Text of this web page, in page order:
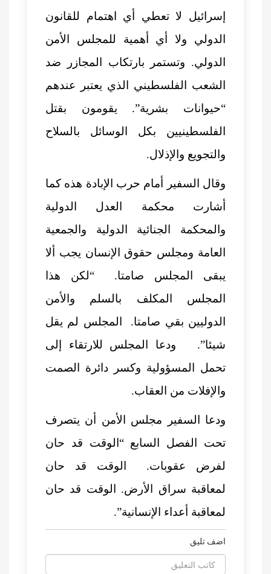
إسرائيل لا تعطي أي اهتمام للقانون
الدولي ولا أي أهمية للمجلس الأمن
الدولي. وتستمر بارتكاب المجازر ضد
الشعب الفلسطيني الذي يعتبر عندهم
“حيوانات بشرية”. يقومون بقتل
الفلسطينيين بكل الوسائل بالسلاح
والتجويع والإذلال.
وقال السفير أمام حرب الإبادة هذه كما
أشارت محكمة العدل الدولية
والمحكمة الجنائية الدولية والجمعية
العامة ومجلس حقوق الإنسان يجب ألا
يبقى المجلس صامتا. “لكن هذا
المجلس المكلف بالسلم والأمن
الدوليين بقي صامتا. المجلس لم يقل
شيئا”. ودعا المجلس للارتقاء إلى
تحمل المسؤولية وكسر دائرة الصمت
والإفلات من العقاب.
ودعا السفير مجلس الأمن أن يتصرف
تحت الفصل السابع “الوقت قد حان
لفرض عقوبات. الوقت قد حان
لمعاقبة سراق الأرض. الوقت قد حان
لمعاقبة أعداء الإنسانية”.
اضف تليق